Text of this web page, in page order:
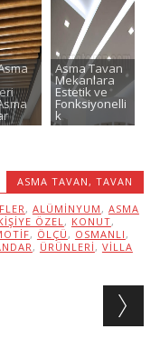
Asma Tavan
Mekanlara
Estetik ve
Fonksiyonelli
k
ASMA TAVAN,TAVAN
, ALÜMINYUM , ASMA
ÖZEL, KONUT,
, ÖLÇÜ , OSMANLI ,
, ÜRÜNLERI , VILLA